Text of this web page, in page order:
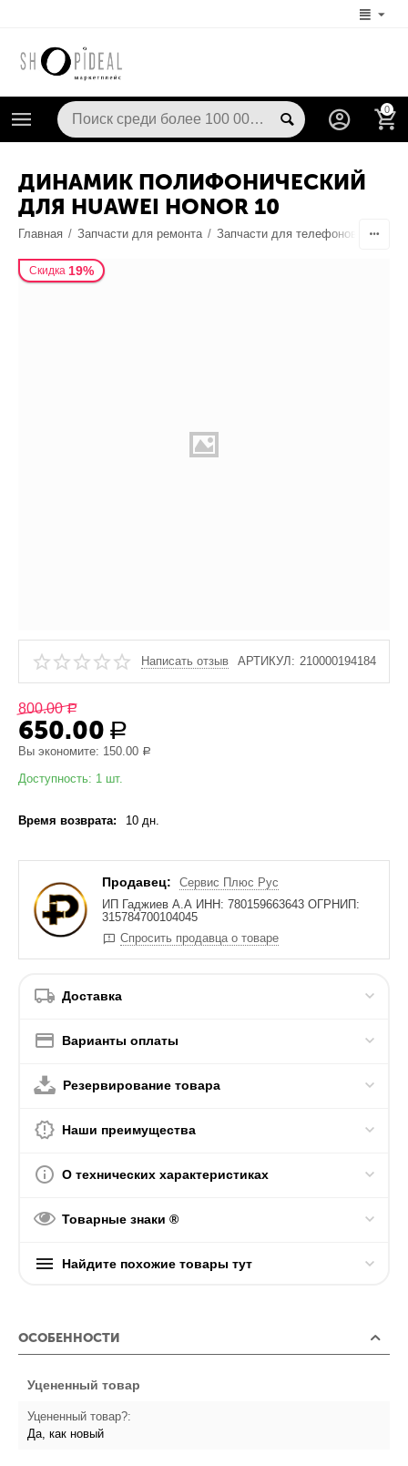
0
ДИНАМИК ПОЛИФОНИЧЕСКИЙ
ДЛЯ HUAWEI HONOR 10
Главная / Запчасти для ремонта / Запчасти для телефонов
Скидка 19%
Написать отзыв АРТИКУЛ: 210000194184
800.00 Р
650.00 Р
Вы экономите: 150.00 Р
Доступность: 1 шт.
Время возврата: 10 дн.
Продавец:
Сервис Плюс Рус
ИП Гаджиев А.А ИНН: 780159663643 ОГРНИП:
315784700104045
Спросить продавца о товаре
Доставка
Варианты оплаты
Резервирование товара
Наши преимущества
О технических характеристиках
Товарные знаки ®
Найдите похожие товары тут
ОСОБЕННОСТИ
Уцененный товар
Уцененный товар?:
Да, как новый